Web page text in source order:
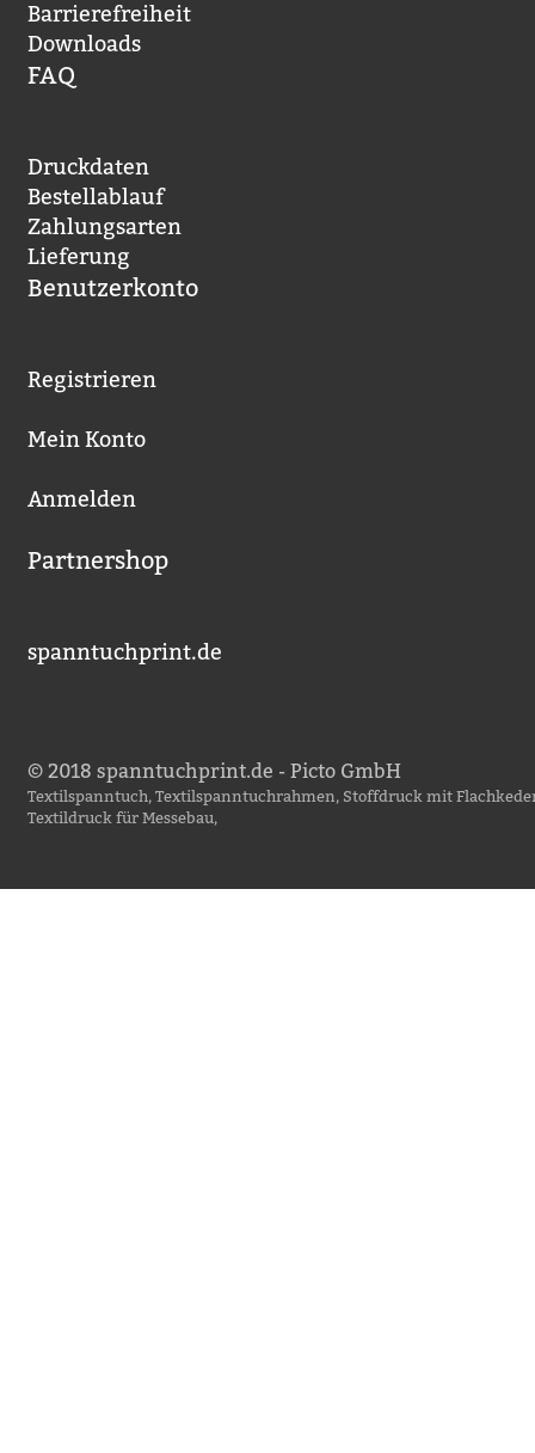
Barrierefreiheit
Downloads
FAQ
Druckdaten
Bestellablauf
Zahlungsarten
Lieferung
Benutzerkonto
Registrieren
Mein Konto
Anmelden
Partnershop
spanntuchprint.de
© 2018 spanntuchprint.de - Picto GmbH
Textilspanntuch, Textilspanntuchrahmen, Stoffdruck mit
Textildruck für Messebau,